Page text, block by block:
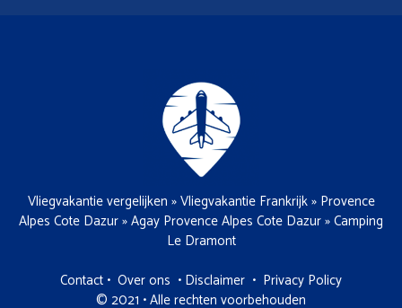
Vliegvakantie vergelijken »Vliegvakantie Frankrijk» Provence
Alpes Cote Dazur»Agay Provence Alpes Cote Dazur»Camping
Le Dramont
Contact • Over ons • Disclaimer • Privacy Policy
© 2021 • Alle rechten voorbehouden